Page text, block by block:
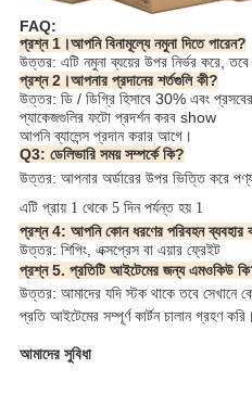
FAQ:
প্রশ্ন 1।আপনি বিনামূল্যে নমুনা দিতে পারেন?
উত্তর: এটি নমুনা ব্যয়ের উপর নির্ভর করে, তবে
প্রশ্ন 2।আপনার প্রদানের শর্তগুলি কী?
উত্তর: ডি / ডিগ্রি হিসাবে 30% এবং
প্যাকেজগুলির ফটো প্রদর্শন করব show
আপনি ব্যালেন্স প্রদান করার আগে।
Q3: ডেলিভারি সময় সম্পর্কে কি?
উত্তর: আপনার অর্ডারের উপর ভিত্তি করে
এটি প্রায় 1 থেকে 5 দিন পর্যন্ত হয় 1
প্রশ্ন 4: আপনি কোন ধরণের পরিবহন ব্যবহার
উত্তর: শিপিং, এক্সপ্রেস বা এয়ার ফ্রেইট
প্রশ্ন 5. প্রতিটি আইটেমের জন্য এমওকিউ
উত্তর: আমাদের যদি স্টক থাকে তবে সেখানে
প্রতি আইটেমের সম্পূর্ণ কার্টন চালান গ্রহণ করি।
আমাদের সুবিধা